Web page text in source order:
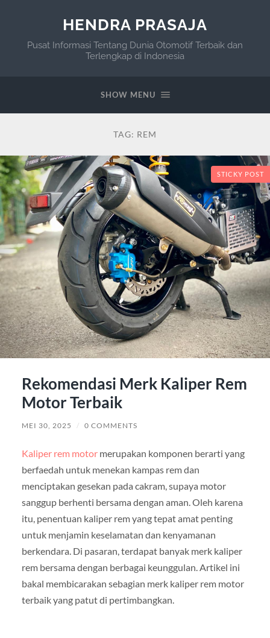
HENDRA PRASAJA
Pusat Informasi Tentang Dunia Otomotif Terbaik dan
Terlengkap di Indonesia
SHOW MENU
TAG: REM
STICKY POST
Rekomendasi Merk Kaliper Rem
Motor Terbaik
MEI 30, 2025 / 0 COMMENTS
Kaliper rem motormerupakan komponen berarti yang
berfaedah untuk menekan kampas rem dan
menciptakan gesekan pada cakram, supaya motor
sanggup berhenti bersama dengan aman. Oleh karena
itu, penentuan kaliper rem yang tepat amat penting
untuk menjamin keselamatan dan kenyamanan
berkendara. Di pasaran, terdapat banyak merk kaliper
rem bersama dengan berbagai keunggulan. Artikel ini
bakal membicarakan sebagian merk kaliper rem motor
terbaik yang patut di pertimbangkan.